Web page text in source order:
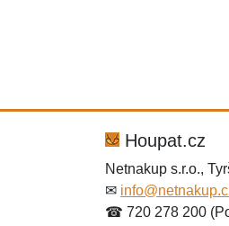
Houpat.cz
Netnakup s.r.o.,
✉
☎ 720 278 200